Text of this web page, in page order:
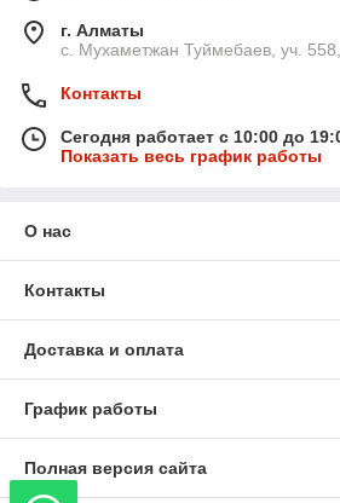
г. Алматы
с. Мухаметжан Туймебаев, уч.
Контакты
Сегодня работает с 10:00 до
Показать весь график работы
О нас
Контакты
Доставка и оплата
График работы
Полная версия сайта